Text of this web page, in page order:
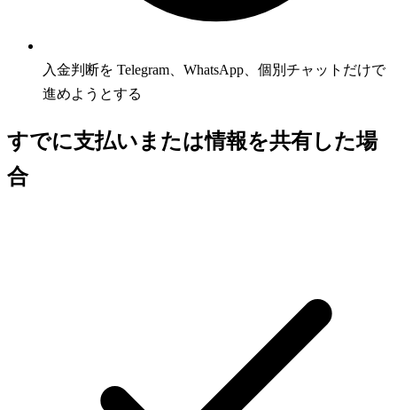
入金判断を Telegram、WhatsApp、個別チャットだけで
進めようとする
すでに支払いまたは情報を共有した場
合